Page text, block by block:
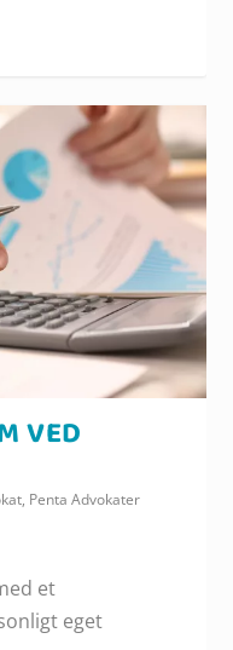
VED
, Penta Advokater
et
eget